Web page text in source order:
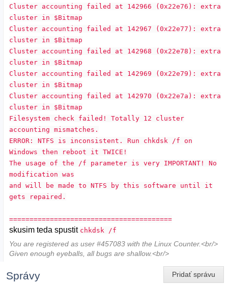
Cluster accounting failed at 142966 (0x22e76): extra
cluster in $Bitmap
Cluster accounting failed at 142967 (0x22e77): extra
cluster in $Bitmap
Cluster accounting failed at 142968 (0x22e78): extra
cluster in $Bitmap
Cluster accounting failed at 142969 (0x22e79): extra
cluster in $Bitmap
Cluster accounting failed at 142970 (0x22e7a): extra
cluster in $Bitmap
Filesystem check failed! Totally 12 cluster
accounting mismatches.
ERROR: NTFS is inconsistent. Run chkdsk /f on
Windows then reboot it TWICE!
The usage of the /f parameter is very IMPORTANT! No
modification was
and will be made to NTFS by this software until it
gets repaired.
========================================
skusim teda spustit chkdsk /f
You are registered as user #457083 with the Linux Counter.<br/>
Given enough eyeballs, all bugs are shallow.<br/>
Pridať správu
Správy